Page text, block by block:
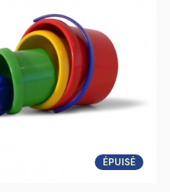
ÉPUISÉ